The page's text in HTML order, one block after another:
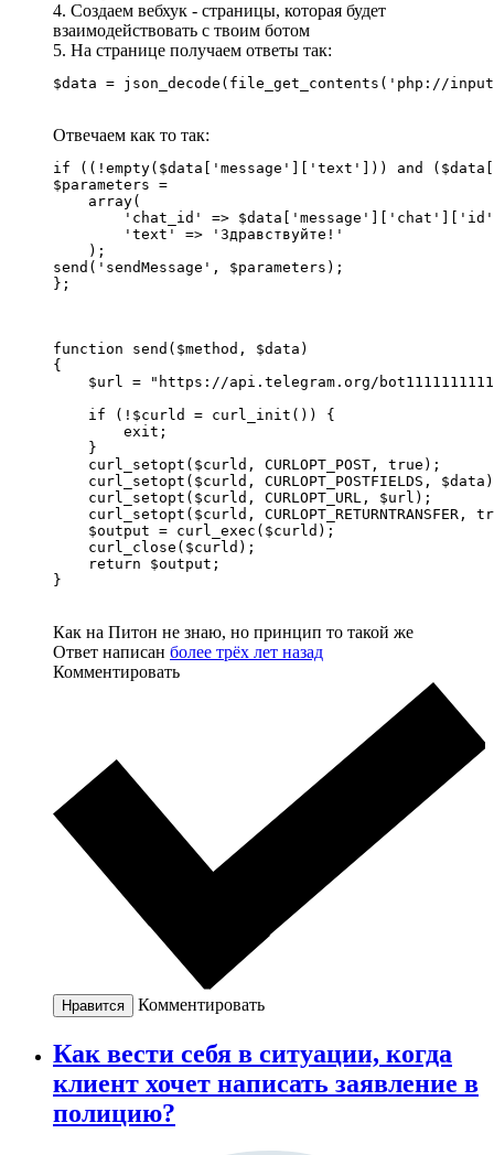
4. Создаем вебхук - страницы, которая будет
взаимодействовать с твоим ботом
5. На странице получаем ответы так:
$data = json_decode(file_get_contents('php://
Отвечаем как то так:
if ((!empty($data['message']['text'])) and
$parameters =
    array(
'chat_id' =>
        'text' => 'Здравствуйте!'
    );
send('sendMessage', $parameters);
};
function send($method, $data)
{
$url = "https://api.telegram.org/
    if (!$curld = curl_init()) {
        exit;
    }
    curl_setopt($curld, CURLOPT_POST, true);
curl_setopt($curld, CURLOPT_POSTFIELDS,
    curl_setopt($curld, CURLOPT_URL, $url);
curl_setopt($curld, CURLOPT_RETURNTRANSFER,
    $output = curl_exec($curld);
    curl_close($curld);
    return $output;
}
Как на Питон не знаю, но принцип то такой же
Ответ написан более трёх лет назад
Комментировать
Нравится Комментировать
Как вести себя в ситуации, когда
клиент хочет написать заявление в
полицию?